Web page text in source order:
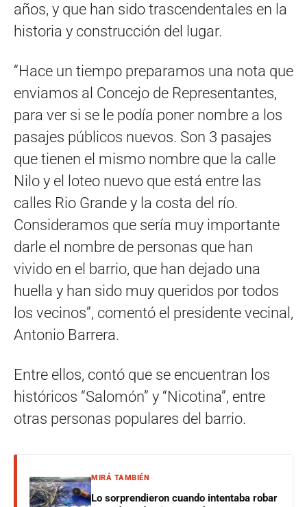
años, y que han sido trascendentales en la
historia y construcción del lugar.
“Hace un tiempo preparamos una nota que
enviamos al Concejo de Representantes,
para ver si se le podía poner nombre a los
pasajes públicos nuevos. Son 3 pasajes
que tienen el mismo nombre que la calle
Nilo y el loteo nuevo que está entre las
calles Rio Grande y la costa del río.
Consideramos que sería muy importante
darle el nombre de personas que han
vivido en el barrio, que han dejado una
huella y han sido muy queridos por todos
los vecinos”, comentó el presidente vecinal,
Antonio Barrera.
Entre ellos, contó que se encuentran los
históricos “Salomón” y “Nicotina”, entre
otras personas populares del barrio.
MIRÁ TAMBIÉN
Lo sorprendieron cuando intentaba robar